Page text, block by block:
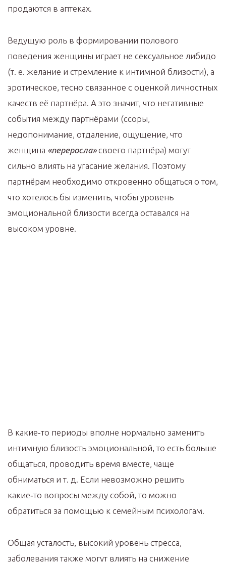
продаются в аптеках.
Ведущую роль в формировании полового
поведения женщины играет не сексуальное либидо
(т. е. желание и стремление к интимной близости), а
эротическое, тесно связанное с оценкой личностных
качеств её партнёра. А это значит, что негативные
события между партнёрами (ссоры,
недопонимание, отдаление, ощущение, что
женщина «переросла»своего партнёра) могут
сильно влиять на угасание желания. Поэтому
партнёрам необходимо откровенно общаться о том,
что хотелось бы изменить, чтобы уровень
эмоциональной близости всегда оставался на
высоком уровне.
В какие‑то периоды вполне нормально заменить
интимную близость эмоциональной, то есть больше
общаться, проводить время вместе, чаще
обниматься и т. д. Если невозможно решить
какие‑то вопросы между собой, то можно
обратиться за помощью к семейным психологам.
Общая усталость, высокий уровень стресса,
заболевания также могут влиять на снижение